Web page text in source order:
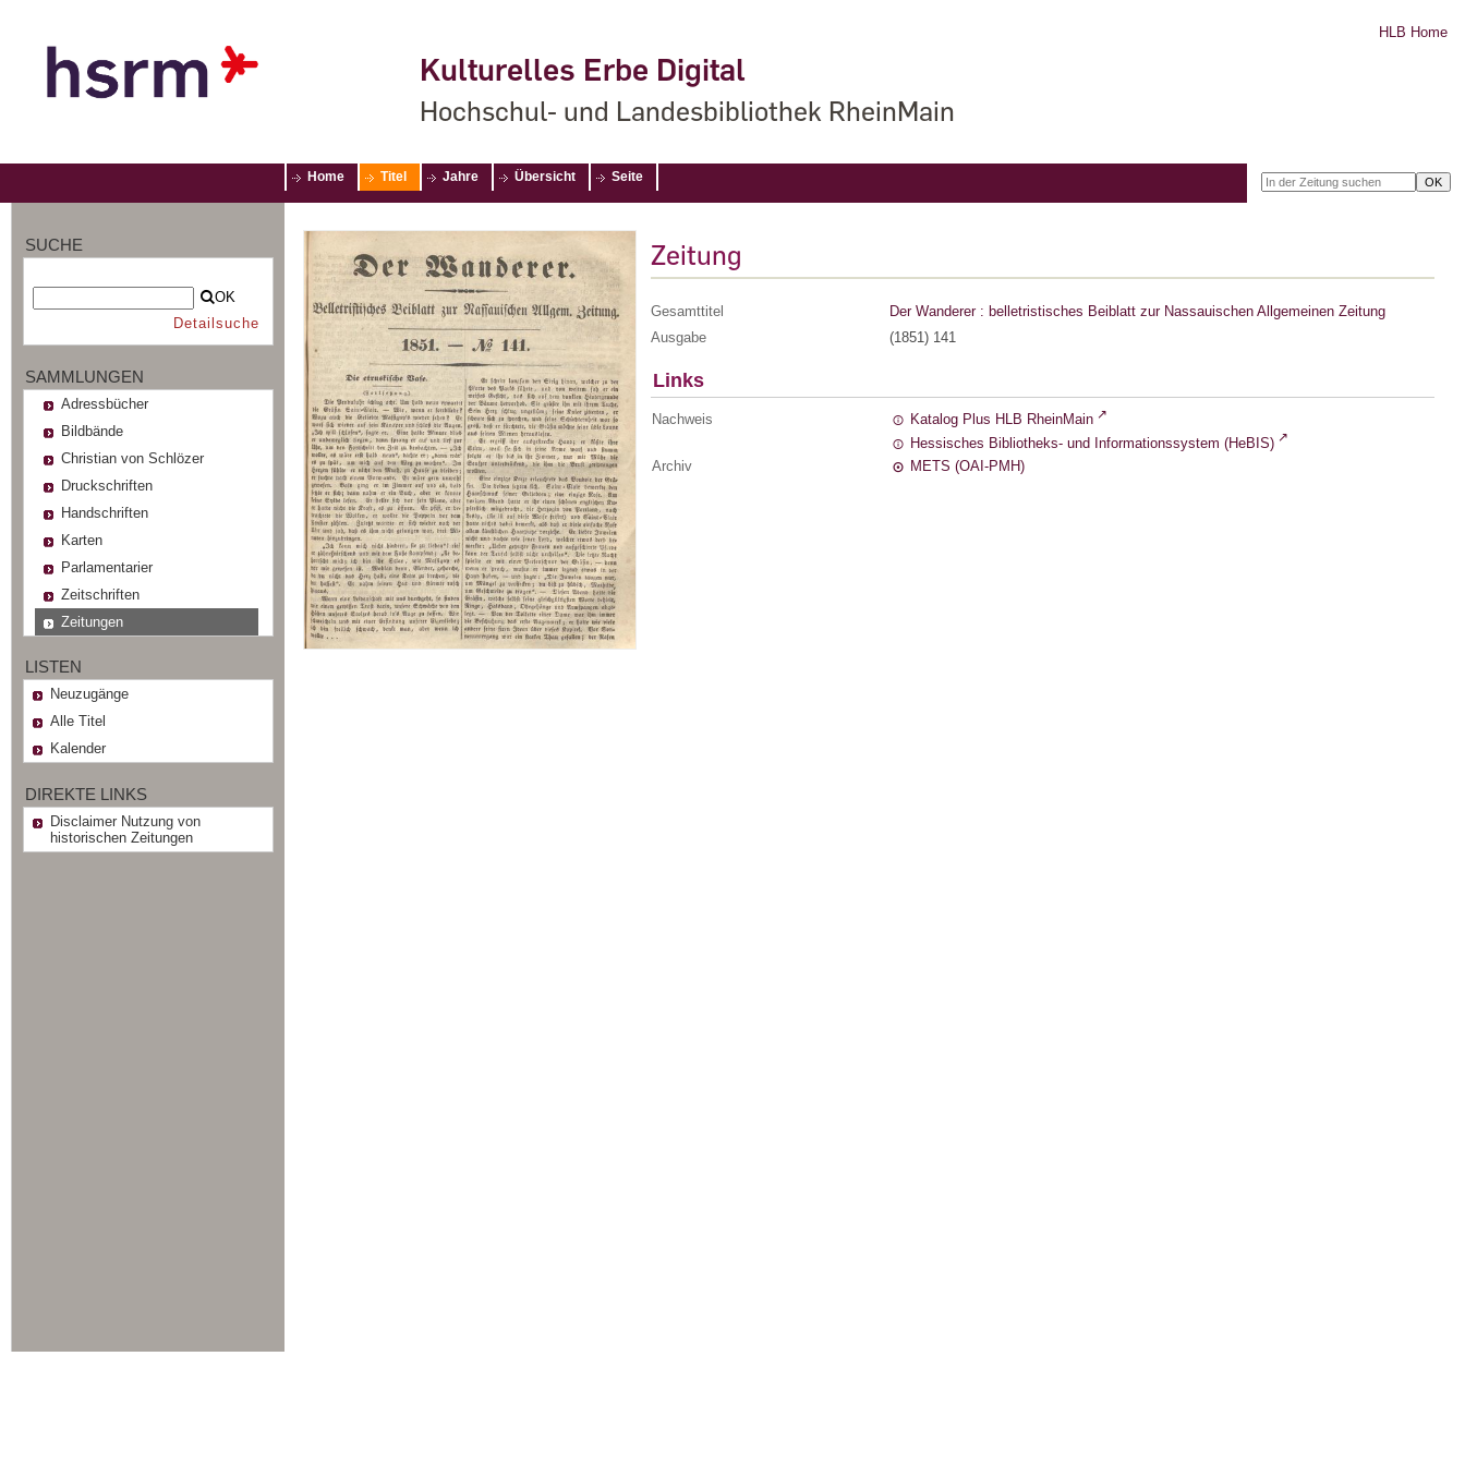
Kulturelles Erbe Digital
Hochschul- und Landesbibliothek RheinMain
HLB Home
Home Titel Jahre Übersicht Seite
SUCHE
OK
Detailsuche
SAMMLUNGEN
Adressbücher
Bildbände
Christian von Schlözer
Druckschriften
Handschriften
Karten
Parlamentarier
Zeitschriften
Zeitungen
LISTEN
Neuzugänge
Alle Titel
Kalender
DIREKTE LINKS
Disclaimer Nutzung von
historischen Zeitungen
Zeitung
Gesamttitel
Der Wanderer : belletristisches Beiblatt zur Nassauischen Allgemeinen Zeitung
Ausgabe
(1851) 141
Links
Nachweis
Katalog Plus HLB RheinMain
Hessisches Bibliotheks- und Informationssystem (HeBIS)
Archiv
METS (OAI-PMH)